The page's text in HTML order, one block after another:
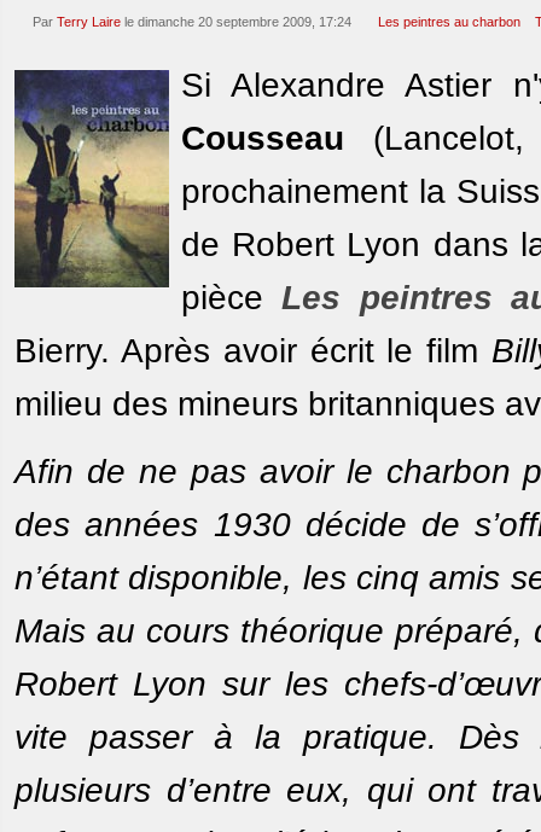
Par Terry Laire le dimanche 20 septembre 2009, 17:24 Les peintres au charbon
Si Alexandre Astier
Cousseau
prochainement la
de Robert Lyon dans
pièceLes peintres
Bierry. Après avoir écrit le film
milieu des mineurs britanniques
Afin de ne pas avoir le charbon
des années 1930 décide de
n’étant disponible, les cinq amis
Mais au cours théorique préparé,
Robert Lyon sur les chefs-
vite passer à la pratique. Dès
plusieurs d’entre eux, qui ont